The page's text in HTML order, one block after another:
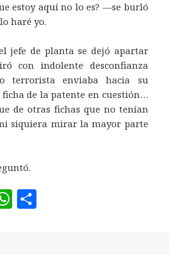
estoy aquí no lo es? —se burló
haré yo.
jefe de planta se dejó apartar
con indolente desconfianza
terrorista enviaba hacia su
de la patente en cuestión…
de otras fichas que no tenían
siquiera mirar la mayor parte
W